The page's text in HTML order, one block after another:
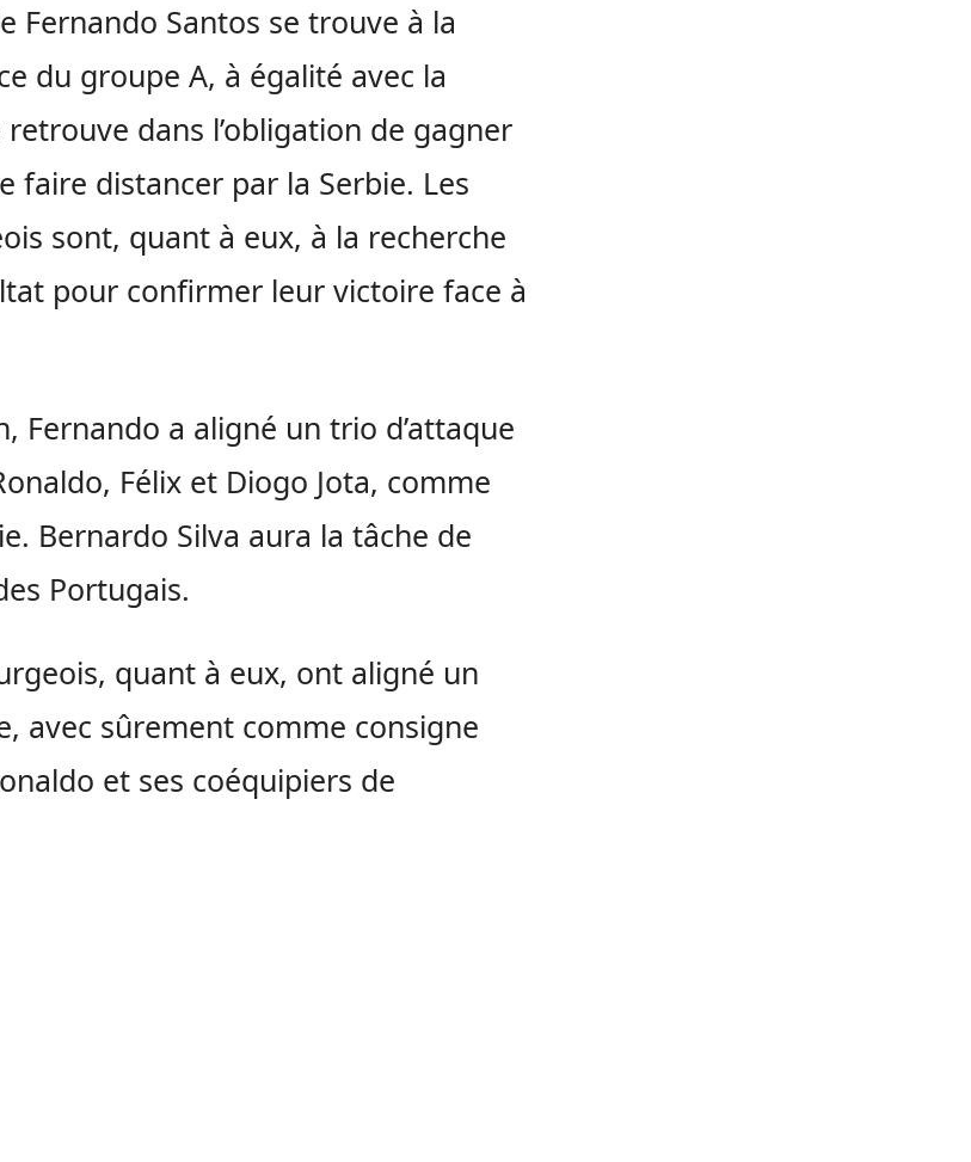
Fernando Santos se trouve à la
du groupe A, à égalité avec la
retrouve dans l’obligation de gagner
faire distancer par la Serbie. Les
sont, quant à eux, à la recherche
pour confirmer leur victoire face à
Fernando a aligné un trio d’attaque
Félix et Diogo Jota, comme
Bernardo Silva aura la tâche de
Portugais.
quant à eux, ont aligné un
avec sûrement comme consigne
et ses coéquipiers de